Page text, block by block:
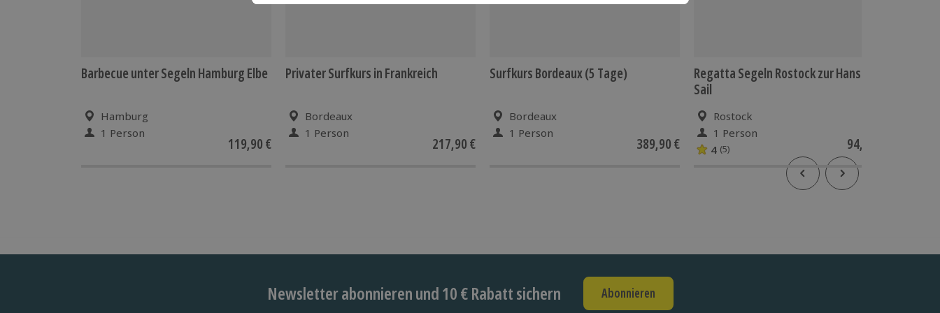
Barbecue unter Segeln Hamburg Elbe
Hamburg
1 Person
119,90 €
Privater Surfkurs in Frankreich
Bordeaux
1 Person
217,90 €
Surfkurs Bordeaux (5 Tage)
Bordeaux
1 Person
389,90 €
Regatta Segeln Rostock zur Hanse
Sail
Rostock
1 Person
4 (5) 94,90 €
Newsletter abonnieren und 10 € Rabatt sichern Abonnieren